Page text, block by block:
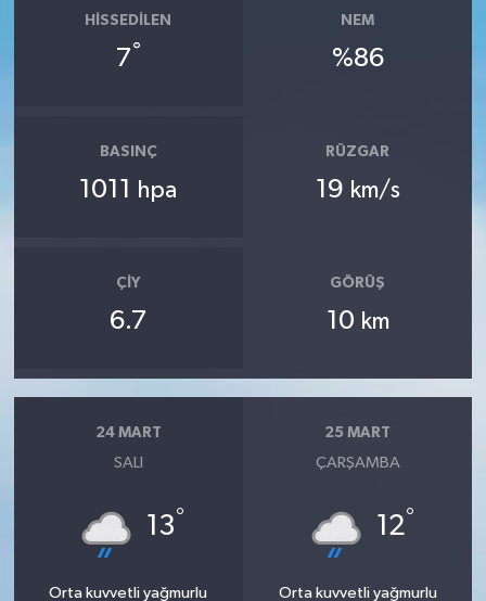
HISSEDILEN
7°
NEM
%86
BASINÇ
1011 hpa
RÜZGAR
19 km/s
ÇIY
6.7
GÖRÜŞ
10 km
24 MART
SALI
13°
Orta kuvvetli yağmurlu
25 MART
ÇARŞAMBA
12°
Orta kuvvetli yağmurlu